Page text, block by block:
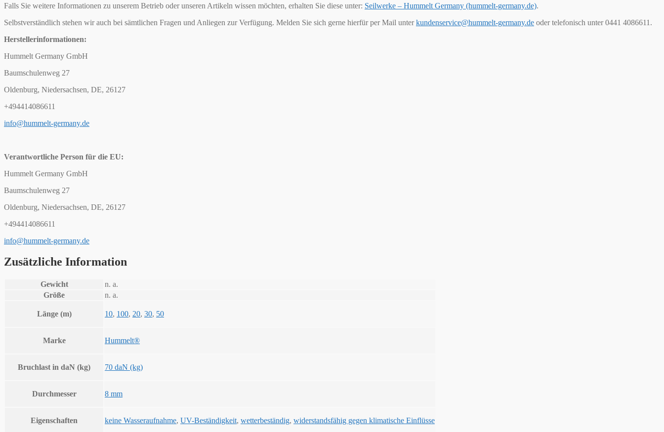
Falls Sie weitere Informationen zu unserem Betrieb oder unseren Artikeln wissen möchten, erhalten Sie diese unter: Seilwerke – Hummelt Germany (hummelt-germany.de).
Selbstverständlich stehen wir auch bei sämtlichen Fragen und Anliegen zur Verfügung. Melden Sie sich gerne hierfür per Mail unterkundenservice@hummelt-germany.de oder telefonisch unter 0441 4086611.
Herstellerinformationen:
Hummelt Germany GmbH
Baumschulenweg 27
Oldenburg, Niedersachsen, DE, 26127
+494414086611
info@hummelt-germany.de
Verantwortliche Person für die EU:
Hummelt Germany GmbH
Baumschulenweg 27
Oldenburg, Niedersachsen, DE, 26127
+494414086611
info@hummelt-germany.de
Zusätzliche Information
Gewicht
n. a.
Größe
n. a.
Länge (m) 10, 100, 20, 30, 50
Marke Hummelt®
Bruchlast in daN (kg) 70 daN (kg)
Durchmesser 8 mm
Eigenschaften keine Wasseraufnahme, UV-Beständigkeit, wetterbeständig, widerstandsfähig gegen klimatische Einflüsse